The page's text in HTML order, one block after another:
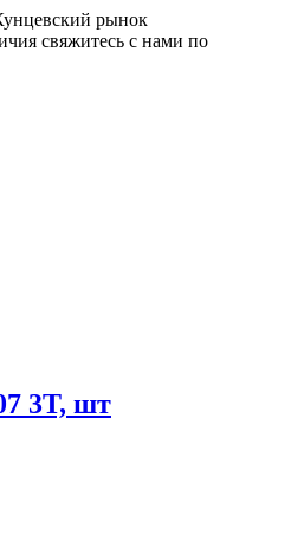
рынок
свяжитесь с нами по
3T, шт